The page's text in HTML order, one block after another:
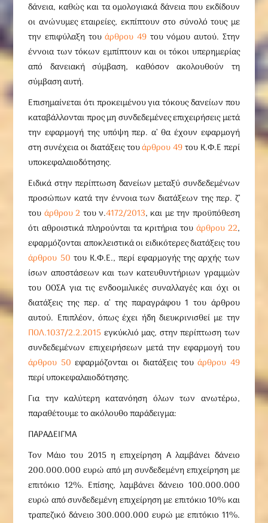
δάνεια, καθώς και τα ομολογιακά δάνεια που εκδίδουν
οι ανώνυμες εταιρείες, εκπίπτουν στο σύνολό τους με
την επιφύλαξη τουάρθρου 49 του νόμου αυτού. Στην
έννοια των τόκων εμπίπτουν και οι τόκοι υπερημερίας
από δανειακή σύμβαση, καθόσον ακολουθούν τη
σύμβαση αυτή.
Επισημαίνεται ότι προκειμένου για τόκους δανείων που
καταβάλλονται προς μη συνδεδεμένες επιχειρήσεις μετά
την εφαρμογή της υπόψη περ. α’ θα έχουν εφαρμογή
στη συνέχεια οι διατάξεις τουάρθρου 49του Κ.Φ.Ε περί
υποκεφαλαιοδότησης.
Ειδικά στην περίπτωση δανείων μεταξύ συνδεδεμένων
προσώπων κατά την έννοια των διατάξεων της περ. ζ’
του άρθρου 2 του ν.4172/2013, και με την προϋπόθεση
ότι αθροιστικά πληρούνται τα κριτήρια του άρθρου 22,
εφαρμόζονται αποκλειστικά οι ειδικότερες διατάξεις του
άρθρου 50 του Κ.Φ.Ε., περί εφαρμογής της αρχής των
ίσων αποστάσεων και των κατευθυντήριων γραμμών
του ΟΟΣΑ για τις ενδοομιλικές συναλλαγές και όχι οι
διατάξεις της περ. α’ της παραγράφου 1 του άρθρου
αυτού. Επιπλέον, όπως έχει ήδη διευκρινισθεί με την
ΠΟΛ.1037/2.2.2015 εγκύκλιό μας, στην περίπτωση των
συνδεδεμένων επιχειρήσεων μετά την εφαρμογή του
άρθρου 50 εφαρμόζονται οι διατάξεις τουάρθρου 49
περί υποκεφαλαιοδότησης.
Για την καλύτερη κατανόηση όλων των ανωτέρω,
παραθέτουμε το ακόλουθο παράδειγμα:
ΠΑΡΑΔΕΙΓΜΑ
Τον Μάιο του 2015 η επιχείρηση Α λαμβάνει δάνειο
200.000.000 ευρώ από μη συνδεδεμένη επιχείρηση με
επιτόκιο 12%. Επίσης, λαμβάνει δάνειο 100.000.000
ευρώ από συνδεδεμένη επιχείρηση με επιτόκιο 10% και
τραπεζικό δάνειο 300.000.000 ευρώ με επιτόκιο 11%.